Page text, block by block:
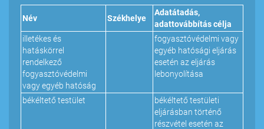
Név Székhelye
Adatátadás,
adattovábbítás célja
illetékes és
hatáskörrel
rendelkező
fogyasztóvédelmi
vagy egyéb hatóság
fogyasztóvédelmi vagy
egyéb hatósági eljárás
esetén az eljárás
lebonyolítása
békéltető testület
békéltető testületi
eljárásban történő
részvétel esetén az